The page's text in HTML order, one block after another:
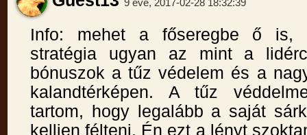
9 éve, 2017-02-28 18:32:39
Info: mehet a főseregbe ő is,
stratégia ugyan az mint a
bónuszok a tűz védelem és a
kalandtérképen. A tűz
tartom, hogy legalább a saját
kelljen félteni. Én ezt a lényt